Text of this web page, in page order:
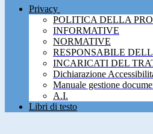
Privacy
POLITICA DELLA
INFORMATIVE
NORMATIVE
RESPONSABILE
INCARICATI DEL
Dichiarazione
Manuale gestione
A.I.
Libri di testo